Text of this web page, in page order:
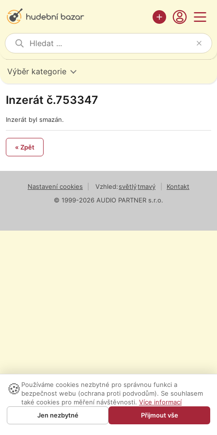
Výběr kategorie
Inzerát č.753347
Inzerát byl smazán.
« Zpět
Nastavení cookies Vzhled:světlýtmavý
Kontakt
© 1999-2026 AUDIO PARTNER s.r.o.
🍪 Používáme cookies nezbytné pro správnou funkci a
bezpečnost webu (ochrana proti podvodům). Se souhlasem
také cookies pro měření návštěvnosti. Více informací
Jen nezbytné
Přijmout vše